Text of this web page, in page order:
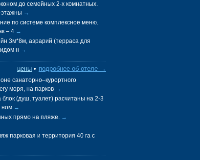
до семейных 2-х комнатных.
→
по системе комплексное меню.
– 4 →
3м*8м, аэрарий (терраса для
н →
подробнее об отеле →
цены •
санаторно–курортного
моря, на парков →
блок (душ, туалет) расчитаны на 2-3
ном →
прямо на пляже. →
парковая и территория 40 га с